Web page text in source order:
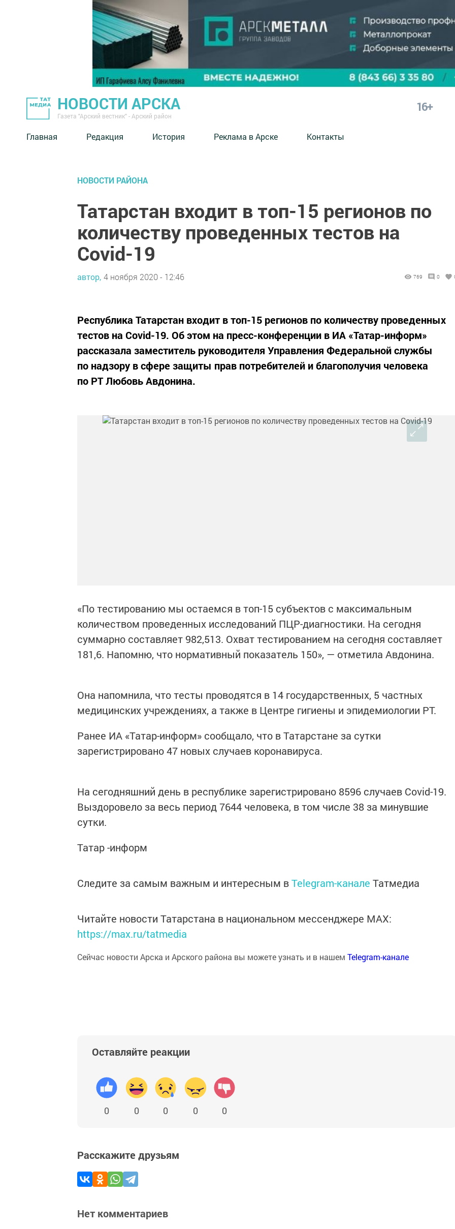
НОВОСТИ АРСКА
Газета "Арский вестник" - Арский район
16+
Главная Редакция История Реклама в Арске Контакты
НОВОСТИ РАЙОНА
Татарстан входит в топ-15 регионов по
количеству проведенных тестов на
Covid-19
автор, 4 ноября 2020 - 12:46 769 0
Республика Татарстан входит в топ-15 регионов по количеству проведенных
тестов на Covid-19. Об этом на пресс-конференции в ИА «Татар-информ»
рассказала заместитель руководителя Управления Федеральной службы
по надзору в сфере защиты прав потребителей и благополучия человека
по РТ Любовь Авдонина.
«По тестированию мы остаемся в топ-15 субъектов с максимальным
количеством проведенных исследований ПЦР-диагностики. На сегодня
суммарно составляет 982,513. Охват тестированием на сегодня составляет
181,6. Напомню, что нормативный показатель 150», — отметила Авдонина.
Она напомнила, что тесты проводятся в 14 государственных, 5 частных
медицинских учреждениях, а также в Центре гигиены и эпидемиологии РТ.
Ранее ИА «Татар-информ» сообщало, что в Татарстане за сутки
зарегистрировано 47 новых случаев коронавируса.
На сегодняшний день в республике зарегистрировано 8596 случаев Covid-19.
Выздоровело за весь период 7644 человека, в том числе 38 за минувшие
сутки.
Татар -информ
Следите за самым важным и интересным вTelegram-канале Татмедиа
Читайте новости Татарстана в национальном мессенджере MАХ:
https://max.ru/tatmedia
Сейчас новости Арска и Арского района вы можете узнать и в нашем Telegram-канале
Оставляйте реакции
0 0 0 0 0
Расскажите друзьям
Нет комментариев